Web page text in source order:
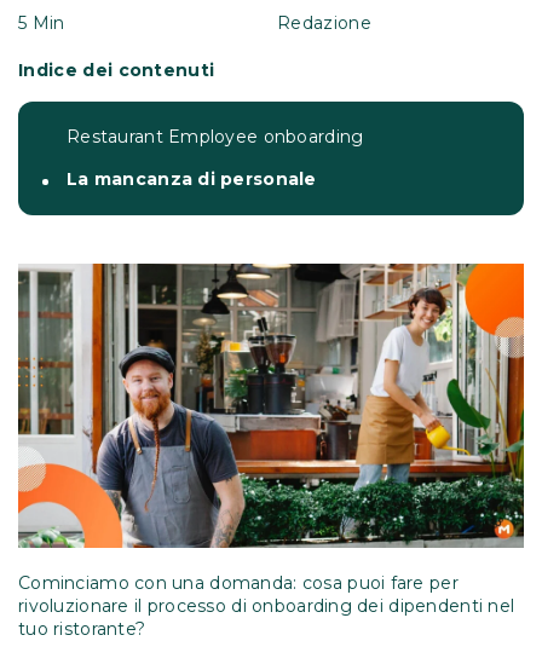
Cominciamo con una domanda: cosa puoi fare per
rivoluzionare il processo di onboarding dei dipendenti nel
tuo ristorante?
5 Min
Redazione
Indice dei contenuti
Restaurant Employee onboarding
La mancanza di personale